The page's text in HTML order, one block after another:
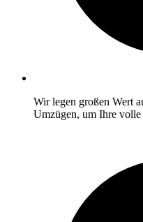
Wir legen großen Wert
Umzügen, um Ihre